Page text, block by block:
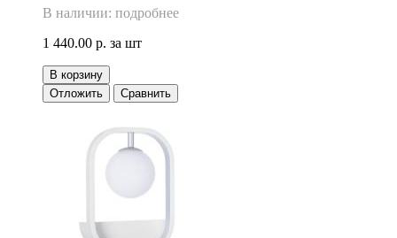
В наличии: подробнее
1 440.00 р. за шт
В корзину
Отложить
Сравнить